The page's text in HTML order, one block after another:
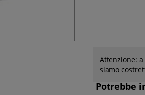
Attenzione:
siamo
Potrebbe